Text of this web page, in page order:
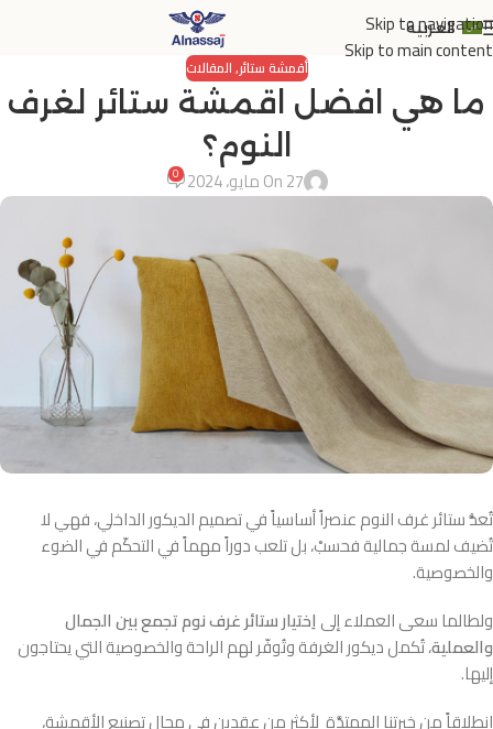
Skip to navigation
Skip to main content
العربية
أقمشة ستائر,المقالات
ما هي افضل اقمشة ستائر لغرف
النوم؟
On 27 مايو، 2024 0
تُعدُّ ستائر غرف النوم عنصراً أساسياً في تصميم الديكور الداخلي، فهي لا
تُضيف لمسة جمالية فحسبْ، بل تلعب دوراً مهماً في التحكّم في الضوء
والخصوصية.
ولطالما سعى العملاء إلىاِختيار ستائر غرف نوم تجمع بين الجمال
والعملية، تُكمل ديكور الغرفة وتُوفّر لهم الراحة والخصوصية التي يحتاجون
إليها.
اِنطلاقاً من خبرتنا الممتدَّة لأكثر من عقدين في مجال تصنيع الأقمشة،